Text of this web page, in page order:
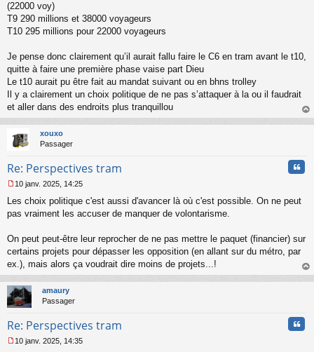
(22000 voy)
T9 290 millions et 38000 voyageurs
T10 295 millions pour 22000 voyageurs
Je pense donc clairement qu’il aurait fallu faire le C6 en tram avant le t10,
quitte à faire une première phase vaise part Dieu
Le t10 aurait pu être fait au mandat suivant ou en bhns trolley
Il y a clairement un choix politique de ne pas s’attaquer à la ou il faudrait
et aller dans des endroits plus tranquillou
au
xouxo
Passager
Re: Perspectives tram
e
s
g
e
n
o
n
l
u
10 janv. 2025, 14:25
Les choix politique c'est aussi d'avancer là où c'est possible. On ne peut
pas vraiment les accuser de manquer de volontarisme.
On peut peut-être leur reprocher de ne pas mettre le paquet (financier) sur
certains projets pour dépasser les opposition (en allant sur du métro, par
ex.), mais alors ça voudrait dire moins de projets...!
au
amaury
Passager
Re: Perspectives tram
10 janv. 2025, 14:35